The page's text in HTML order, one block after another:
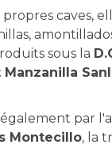
propres caves,
sous la
par
Montecillo, la